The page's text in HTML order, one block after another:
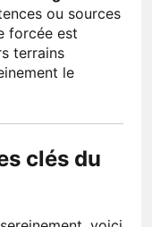
ou sources
forcée est
terrains
le
clés du